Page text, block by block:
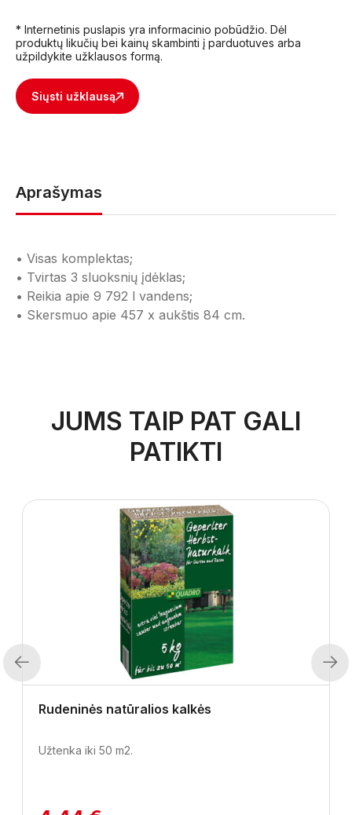
* Internetinis puslapis yra informacinio pobūdžio. Dėl
produktų likučių bei kainų skambinti į parduotuves arba
užpildykite užklausos formą.
Siųsti užklausą
Aprašymas
• Visas komplektas;
• Tvirtas 3 sluoksnių įdėklas;
• Reikia apie 9 792 l vandens;
• Skersmuo apie 457 x aukštis 84 cm.
JUMS TAIP PAT GALI
PATIKTI
Previous
Rudeninės natūralios kalkės
Užtenka iki 50 m2.
Next